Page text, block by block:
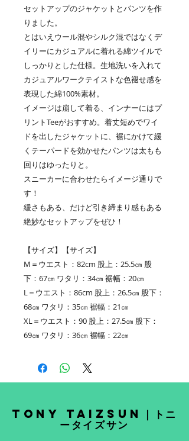
セットアップのジャケットとパンツを作
りました。
とはいえウール混やシルク混ではなくデ
イリーにカジュアルに着れる綿ツイルで
しっかりとした仕様。生地洗いを入れて
カジュアルワークテイストな色褪せ感を
表現した綿100%素材。
イメージは崩して着る、インナーにはプ
リントTeeがおすすめ。着丈短めでワイ
ドを出したジャケットに、裾にかけて緩
くテーパードを効かせたパンツは太もも
回りはゆったりと。
スニーカーに合わせたらイメージ通りで
す！
緩さもある、だけど引き締まり感もある
絶妙なセットアップをぜひ！
【サイズ】【サイズ】
M＝ウエスト：82cm 股上：25.5㎝ 股
下：67㎝ ワタリ：34㎝ 裾幅：20㎝
L＝ウエスト：86cm 股上：26.5㎝ 股下：
68㎝ ワタリ：35㎝ 裾幅：21㎝
XL＝ウエスト：90 股上：27.5㎝ 股下：
69㎝ ワタリ：36㎝ 裾幅：22㎝
Tony Taizsun｜トニ
ータイズサン